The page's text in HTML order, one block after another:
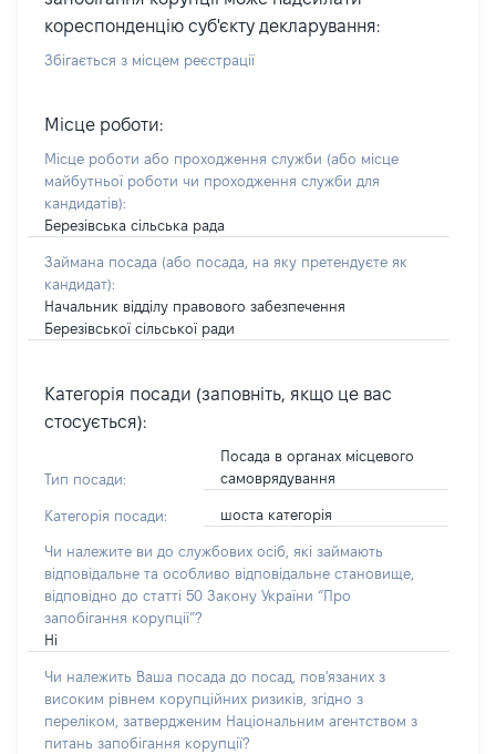
кореспонденцію суб'єкту декларування:
Збігається з місцем реєстрації
Місце роботи:
Місце роботи або проходження служби (або місце
майбутньої роботи чи проходження служби для
кандидатів):
Березівська сільська рада
Займана посада (або посада, на яку претендуєте як
кандидат):
Начальник відділу правового забезпечення
Березівської сільської ради
Категорія посади (заповніть, якщо це вас
стосується):
Тип посади:
Посада в органах місцевого
самоврядування
Категорія посади: шоста категорія
Чи належите ви до службових осіб, які займають
відповідальне та особливо відповідальне становище,
відповідно до статті 50 Закону України “Про
запобігання корупції”?
Ні
Чи належить Ваша посада до посад, пов'язаних з
високим рівнем корупційних ризиків, згідно з
переліком, затвердженим Національним агентством з
питань запобігання корупції?